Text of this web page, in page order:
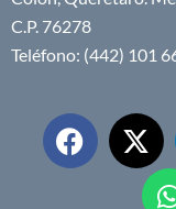
C.P. 76278
Teléfono: (442) 101